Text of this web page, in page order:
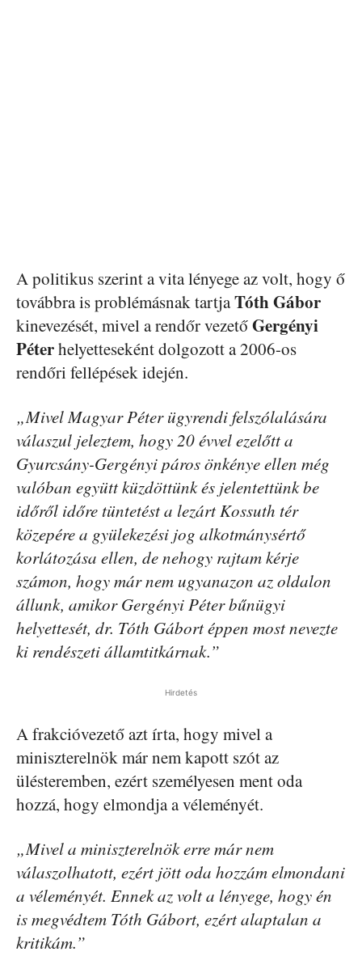
A politikus szerint a vita lényege az volt, hogy ő
továbbra is problémásnak tartjaTóth Gábor
kinevezését, mivel a rendőr vezetőGergényi
Péterhelyetteseként dolgozott a 2006-os
rendőri fellépések idején.
„Mivel Magyar Péter ügyrendi felszólalására
válaszul jeleztem, hogy 20 évvel ezelőtt a
Gyurcsány-Gergényi páros önkénye ellen még
valóban együtt küzdöttünk és jelentettünk be
időről időre tüntetést a lezárt Kossuth tér
közepére a gyülekezési jog alkotmánysértő
korlátozása ellen, de nehogy rajtam kérje
számon, hogy már nem ugyanazon az oldalon
állunk, amikor Gergényi Péter bűnügyi
helyettesét, dr. Tóth Gábort éppen most nevezte
ki rendészeti államtitkárnak.”
Hirdetés
A frakcióvezető azt írta, hogy mivel a
miniszterelnök már nem kapott szót az
ülésteremben, ezért személyesen ment oda
hozzá, hogy elmondja a véleményét.
„Mivel a miniszterelnök erre már nem
válaszolhatott, ezért jött oda hozzám elmondani
a véleményét. Ennek az volt a lényege, hogy én
is megvédtem Tóth Gábort, ezért alaptalan a
kritikám.”